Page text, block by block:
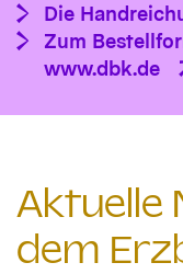
Die
Zum
www.dbk.de
Aktuelle
dem